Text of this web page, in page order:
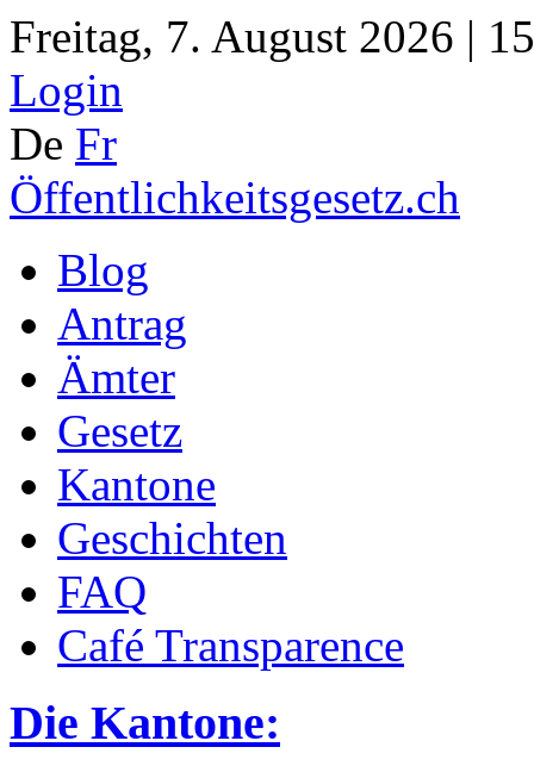
Freitag, 7. August 2026 |
Login
De Fr
Öffentlichkeitsgesetz.ch
Blog
Antrag
Ämter
Gesetz
Kantone
Geschichten
FAQ
Café Transparence
Die Kantone: